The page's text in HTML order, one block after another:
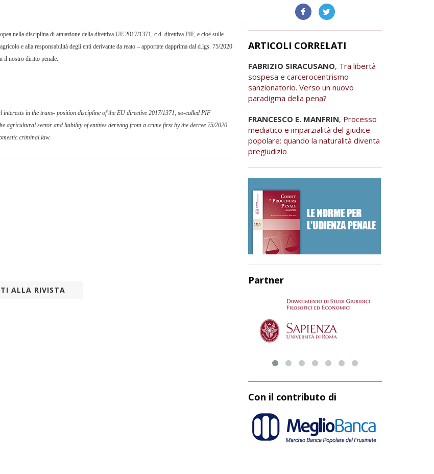
nella disciplina di attuazione della direttiva UE 2017/1371, c.d. direttiva PIF, e cioè sulle
e alla responsabilità degli enti derivante da reato – apportate dapprima dal d.lgs. 75/2020
il nostro diritto penale.
in the trans- position discipline of the EU directive 2017/1371, so-called PIF
agricultural sector and liability of entities deriving from a crime first by the decree 75/2020
criminal law.
ALLA RIVISTA
ARTICOLI CORRELATI
FABRIZIO SIRACUSANO, Tra libertà
sospesa e carcerocentrismo
sanzionatorio. Verso un nuovo
paradigma della pena?
FRANCESCO E. MANFRIN, Processo
mediatico e imparzialità del giudice
popolare: quando la naturalità diventa
pregiudizio
Partner
Con il contributo di